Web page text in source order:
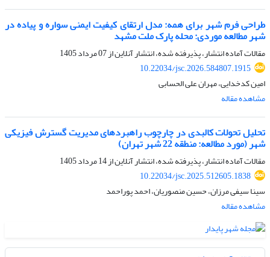
طراحی فرم شهر برای همه: مدل ارتقای کیفیت ایمنی سواره و پیاده در
شهر مطالعه موردی: محله پارک ملت مشهد
مقالات آماده انتشار، پذیرفته شده، انتشار آنلاین از07 مرداد 1405
10.22034/jsc.2026.584807.1915
امین کدخدایی، مهران علی الحسابی
مشاهده مقاله
تحلیل تحولات کالبدی در چارچوب راهبردهای مدیریت گسترش فیزیکی
شهر (مورد مطالعه: منطقه 22 شهر تهران)
مقالات آماده انتشار، پذیرفته شده، انتشار آنلاین از14 مرداد 1405
10.22034/jsc.2025.512605.1838
سینا سیفی مرزان، حسین منصوریان، احمد پوراحمد
مشاهده مقاله